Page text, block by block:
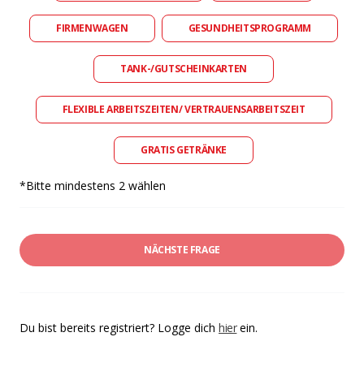
FIRMENWAGEN GESUNDHEITSPROGRAMM
TANK-/GUTSCHEINKARTEN
FLEXIBLE ARBEITSZEITEN/ VERTRAUENSARBEITSZEIT
GRATIS GETRÄNKE
*Bitte mindestens 2 wählen
NÄCHSTE FRAGE
Du bist bereits registriert? Logge dich hierein.